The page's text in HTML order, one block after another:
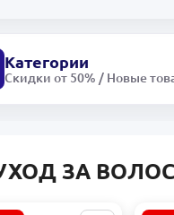
Категории
Скидки от 50% / Новые
ЗА